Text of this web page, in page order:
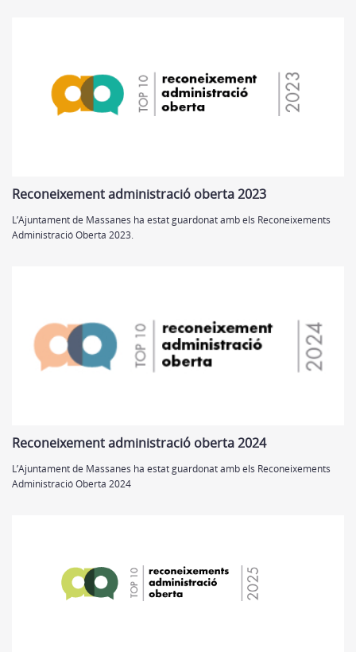
Reconeixement administració oberta 2023
L’Ajuntament de Massanes ha estat guardonat amb els Reconeixements
Administració Oberta 2023.
Reconeixement administració oberta 2024
L’Ajuntament de Massanes ha estat guardonat amb els Reconeixements
Administració Oberta 2024